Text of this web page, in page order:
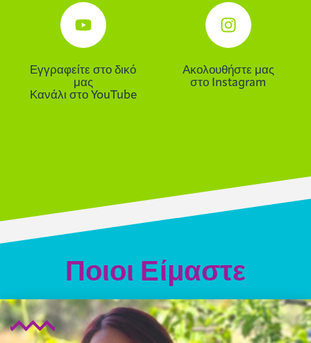
Εγγραφείτε στο δικό
μας
Κανάλι στο YouTube
Ακολουθήστε μας
στο Instagram
Ποιοι Είμαστε